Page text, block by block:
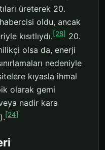
üreterek 20.
oldu, ancak
kısıtlıydı.[28] 20.
olsa da, enerji
nedeniyle
kıyasla ihmal
olarak gemi
nadir kara
[24]